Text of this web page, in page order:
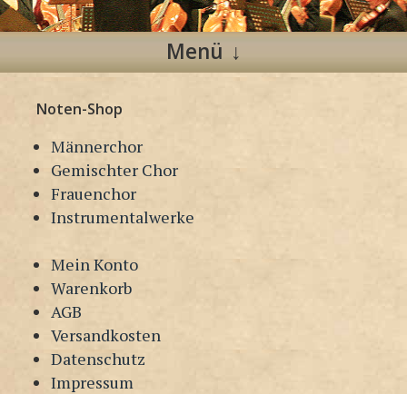
Menü
Inhalt
springen
Noten-Shop
Männerchor
Gemischter Chor
Frauenchor
Instrumentalwerke
Mein Konto
Warenkorb
AGB
Versandkosten
Datenschutz
Impressum